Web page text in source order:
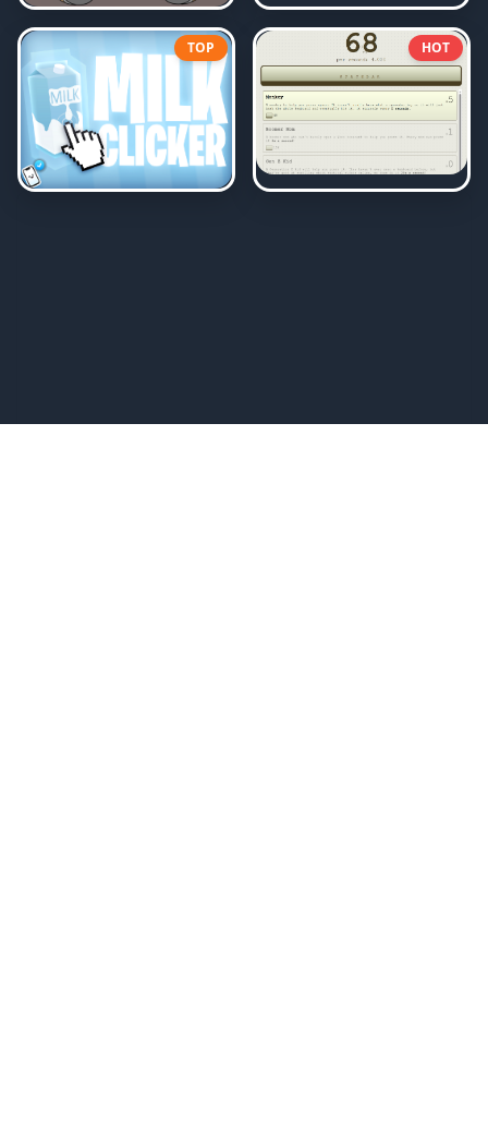
TOP HOT